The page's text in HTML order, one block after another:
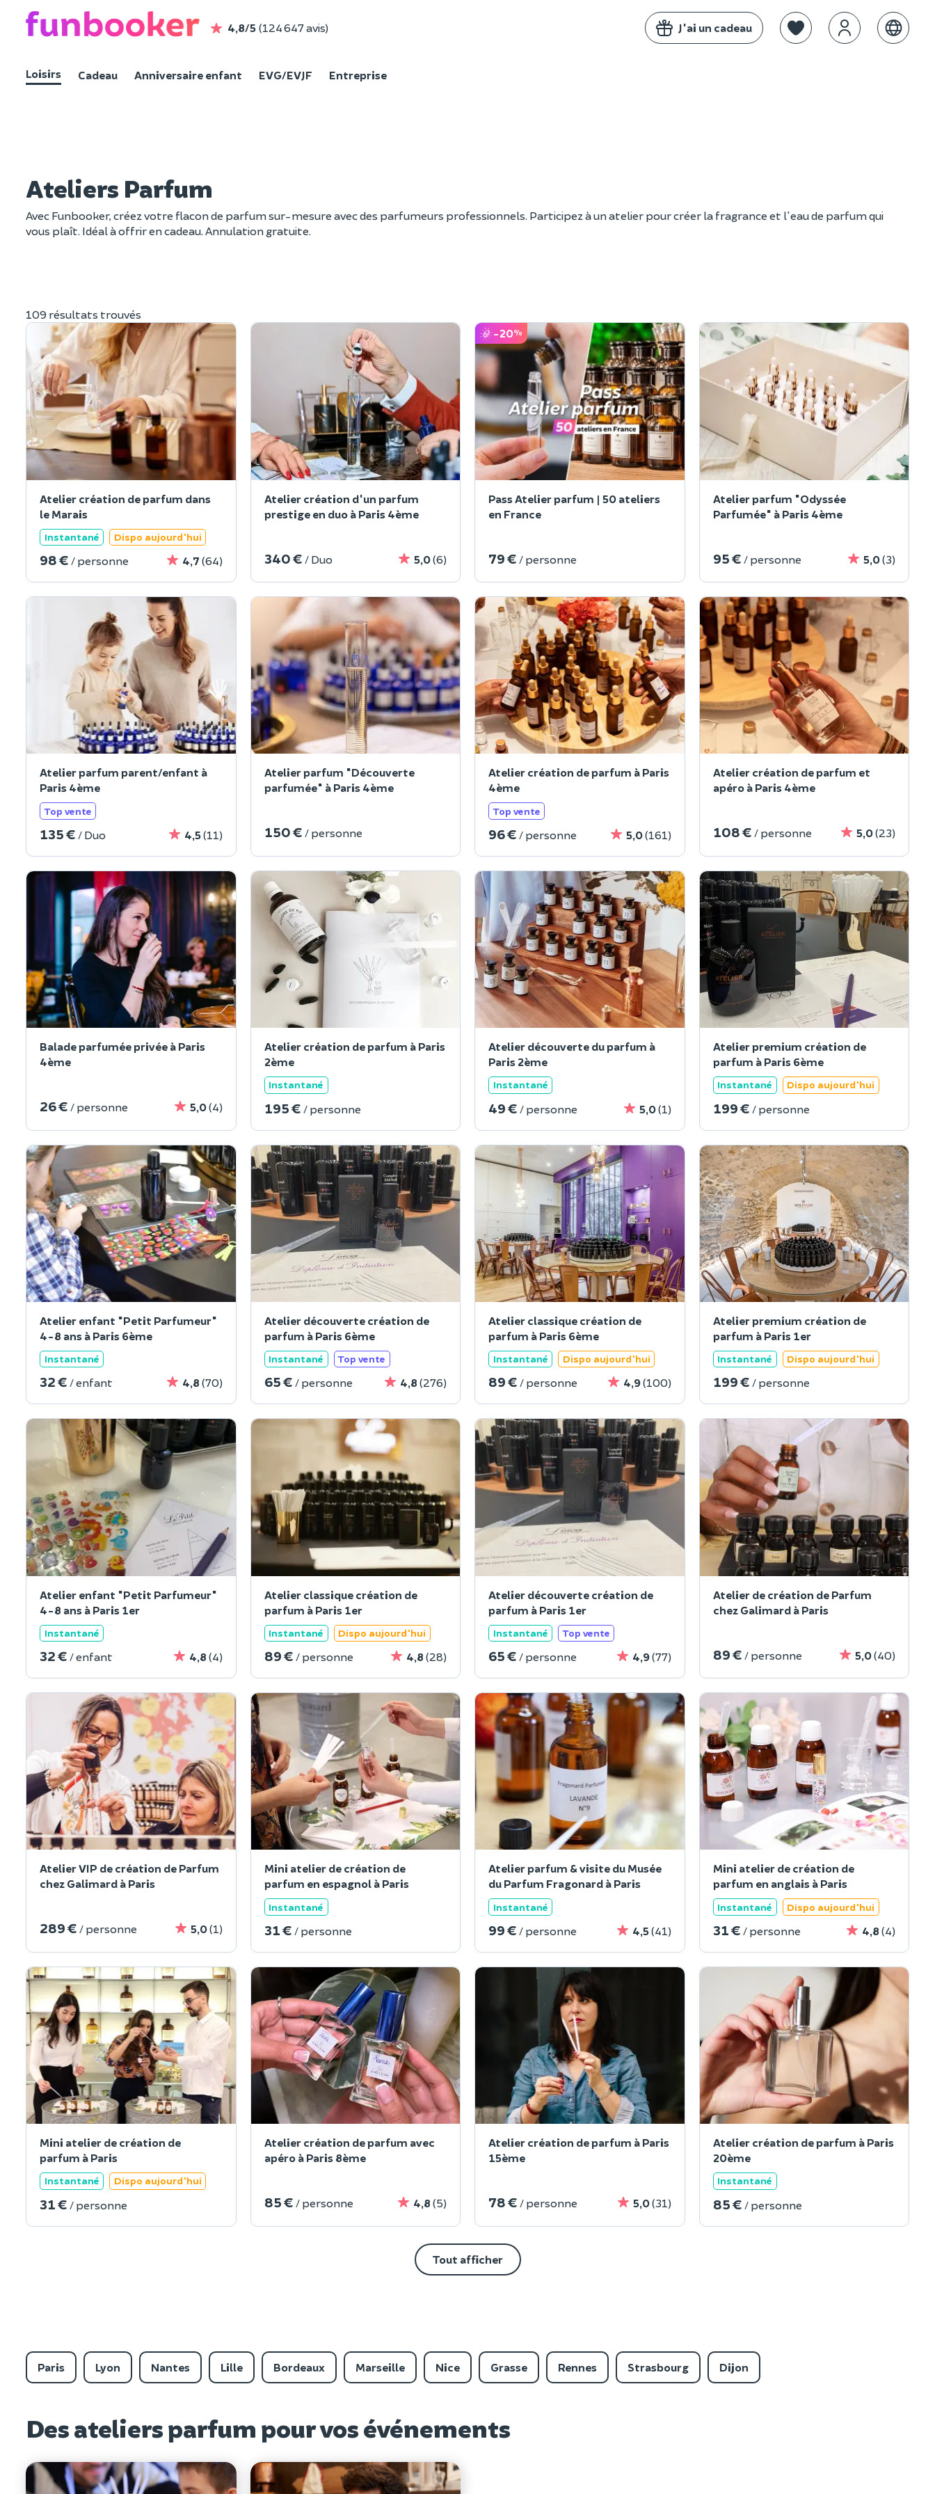
4,8/5 (124 647 avis) J'ai un cadeau
Loisirs Cadeau Anniversaire enfant EVG/EVJF Entreprise
Ateliers Parfum
Avec Funbooker, créez votre flacon de parfum sur-mesure avec des parfumeurs professionnels. Participez à un atelier pour créer la fragrance et l'eau de parfum qui
vous plaît. Idéal à offrir en cadeau. Annulation gratuite.
109 résultats trouvés
Atelier création de parfum dans
le Marais
Instantané Dispo aujourd'hui
98 € / personne 4,7 (64)
Atelier création d'un parfum
prestige en duo à Paris 4ème
340 € / Duo 5,0(6)
-20%
Pass Atelier parfum | 50 ateliers
en France
79 € / personne
Atelier parfum "Odyssée
Parfumée" à Paris 4ème
95 € / personne 5,0(3)
Atelier parfum parent/enfant à
Paris 4ème
Top vente
135 € / Duo 4,5(11)
Atelier parfum "Découverte
parfumée" à Paris 4ème
150 € / personne
Atelier création de parfum à Paris
4ème
Top vente
96 € / personne 5,0(161)
Atelier création de parfum et
apéro à Paris 4ème
108 € / personne 5,0(23)
Balade parfumée privée à Paris
4ème
26 € / personne 5,0(4)
Atelier création de parfum à Paris
2ème
Instantané
195 € / personne
Atelier découverte du parfum à
Paris 2ème
Instantané
49 € / personne 5,0(1)
Atelier premium création de
parfum à Paris 6ème
Instantané Dispo aujourd'hui
199 € / personne
Atelier enfant "Petit Parfumeur"
4-8 ans à Paris 6ème
Instantané
32 € / enfant 4,8 (70)
Atelier découverte création de
parfum à Paris 6ème
Instantané Top vente
65 € / personne 4,8 (276)
Atelier classique création de
parfum à Paris 6ème
Instantané Dispo aujourd'hui
89 € / personne 4,9(100)
Atelier premium création de
parfum à Paris 1er
Instantané Dispo aujourd'hui
199 € / personne
Atelier enfant "Petit Parfumeur"
4-8 ans à Paris 1er
Instantané
32 € / enfant 4,8 (4)
Atelier classique création de
parfum à Paris 1er
Instantané Dispo aujourd'hui
89 € / personne 4,8 (28)
Atelier découverte création de
parfum à Paris 1er
Instantané Top vente
65 € / personne 4,9(77)
Atelier de création de Parfum
chez Galimard à Paris
89 € / personne 5,0(40)
Atelier VIP de création de Parfum
chez Galimard à Paris
289 € / personne 5,0(1)
Mini atelier de création de
parfum en espagnol à Paris
Instantané
31 € / personne
Atelier parfum & visite du Musée
du Parfum Fragonard à Paris
Instantané
99 € / personne 4,5(41)
Mini atelier de création de
parfum en anglais à Paris
Instantané Dispo aujourd'hui
31 € / personne 4,8 (4)
Mini atelier de création de
parfum à Paris
Instantané Dispo aujourd'hui
31 € / personne
Atelier création de parfum avec
apéro à Paris 8ème
85 € / personne 4,8 (5)
Atelier création de parfum à Paris
15ème
78 € / personne 5,0(31)
Atelier création de parfum à Paris
20ème
Instantané
85 € / personne
Tout afficher
Paris Lyon Nantes Lille Bordeaux Marseille Nice Grasse Rennes Strasbourg Dijon
Des ateliers parfum pour vos événements